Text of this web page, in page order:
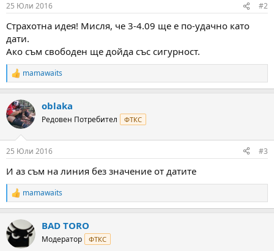
25 Юли 2016 #2
Страхотна идея! Мисля, че 3-4.09 ще е по-удачно като
дати.
Ако съм свободен ще дойда със сигурност.
R
e
c
t
i
s
mamawaits
oblaka
Редовен Потребител ФТКС
25 Юли 2016 #3
И аз съм на линия без значение от датите
R
e
c
t
i
mamawaits
BAD TORO
Модератор ФТКС